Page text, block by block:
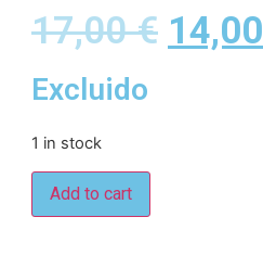
17,00€ 14,00
Excluido
1 in stock
Add to cart